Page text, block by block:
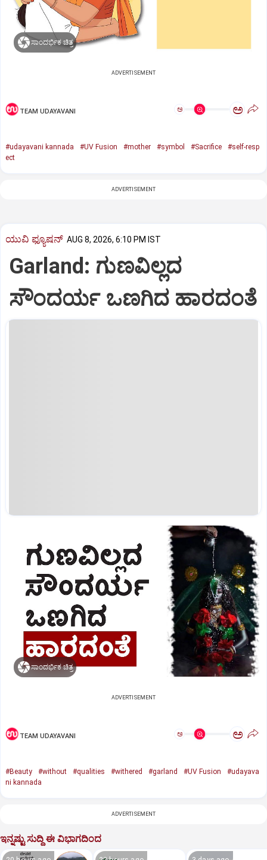
ಸಾಂದರ್ಭಿಕ ಚಿತ್ರ
ADVERTISEMENT
TEAM UDAYAVANI ಅ ಅ
#udayavani kannada #UV Fusion #mother #symbol #Sacrifice
#self-resp
ect
ADVERTISEMENT
ಯುವಿ ಫ್ಯೂಷನ್ AUG 8, 2026, 6:10 PM IST
Garland: ಗುಣವಿಲ್ಲದ
ಸೌಂದರ್ಯ ಒಣಗಿದ ಹಾರದಂತೆ
ಸಾಂದರ್ಭಿಕ ಚಿತ್ರ
ADVERTISEMENT
TEAM UDAYAVANI ಅ ಅ
#Beauty #without #qualities #withered #garland #UV Fusion
#udayava
ni kannada
ADVERTISEMENT
ಇನ್ನಷ್ಟು ಸುದ್ದಿ ಈ ವಿಭಾಗದಿಂದ